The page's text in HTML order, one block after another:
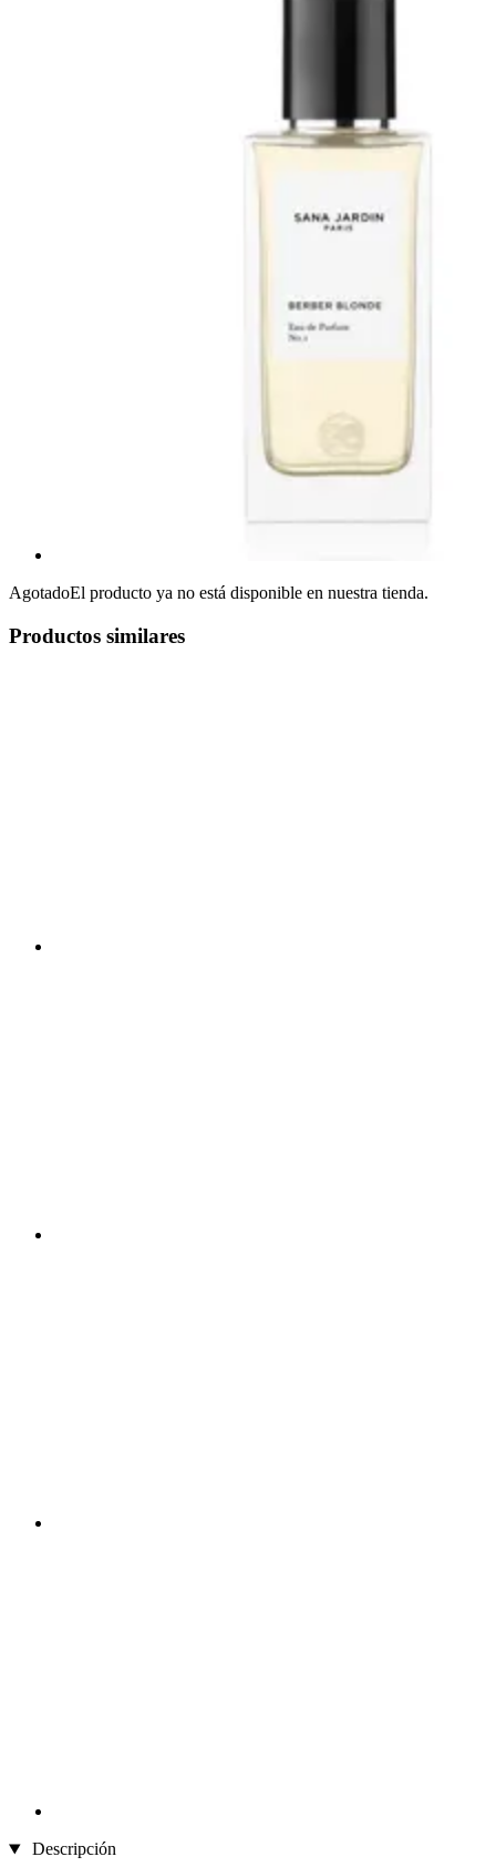
AgotadoEl producto ya no está disponible en nuestra tienda.
Productos similares
Descripción